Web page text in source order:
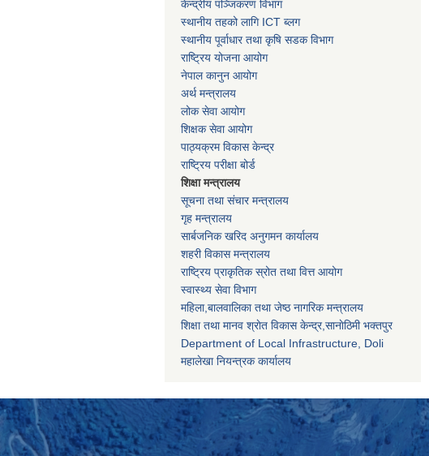
केन्द्रीय पञ्जिकरण विभाग
स्थानीय तहको लागि ICT ब्लग
स्थानीय पूर्वाधार तथा कृषि सडक विभाग
राष्ट्रिय योजना आयोग
नेपाल कानुन आयोग
अर्थ मन्त्रालय
लोक सेवा आयोग
शिक्षक सेवा आयोग
पाठ्यक्रम विकास केन्द्र
राष्ट्रिय परीक्षा बोर्ड
शिक्षा मन्त्रालय
सूचना तथा संचार मन्त्रालय
गृह मन्त्रालय
सार्बजनिक खरिद अनुगमन कार्यालय
शहरी विकास मन्त्रालय
राष्ट्रिय प्राकृतिक स्रोत तथा वित्त आयोग
स्वास्थ्य सेवा विभाग
महिला,बालवालिका तथा जेष्ठ नागरिक मन्त्रालय
शिक्षा तथा मानव श्राेत विकास केन्द्र,सानाेठिमी भक्तपुर
Department of Local Infrastructure, Doli
महालेखा नियन्त्रक कार्यालय